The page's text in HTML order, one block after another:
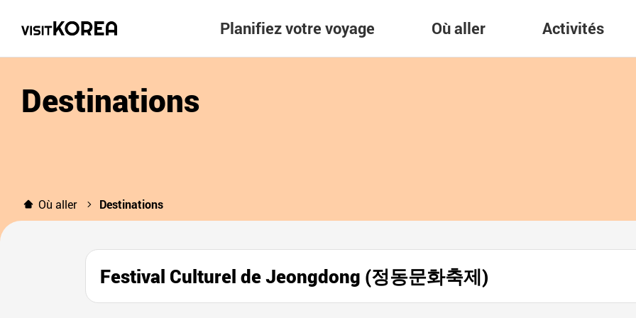
Planifiez votre voyage Où aller Activités
Destinations
Où aller Destinations
Festival Culturel de Jeongdong (정동문화축제)